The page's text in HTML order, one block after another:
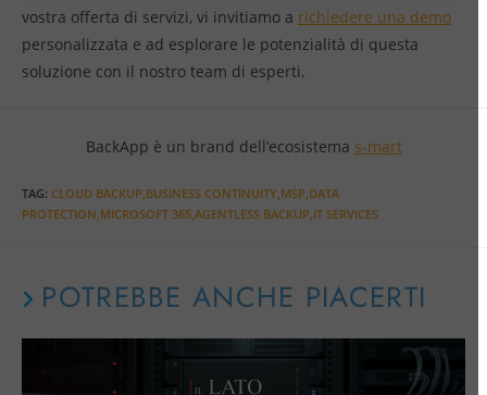
vostra offerta di servizi, vi invitiamo a richiedere una demo
personalizzata e ad esplorare le potenzialità di questa
soluzione con il nostro team di esperti.
BackApp è un brand dell’ecosistema s-mart
TAG: CLOUD BACKUP,BUSINESS CONTINUITY,MSP,DATA
PROTECTION,MICROSOFT 365,AGENTLESS BACKUP,IT SERVICES
POTREBBE ANCHE PIACERTI